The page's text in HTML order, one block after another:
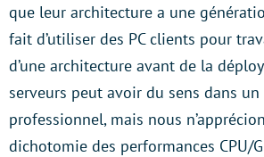
que leur architecture a une
fait d’utiliser des PC clients pour
d’une architecture avant de la
serveurs peut avoir du sens dans
professionnel, mais nous
dichotomie des performances CPU/